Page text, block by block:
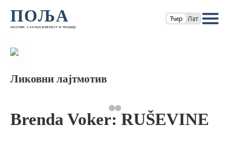
ПОЉА
часопис за књижевност и теорију
Ћир Лат
Ликовни лајтмотив
Brenda Voker: RUŠEVINE